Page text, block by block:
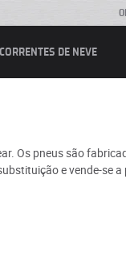
CORRENTES DE NEVE
Os pneus são
e vende-se